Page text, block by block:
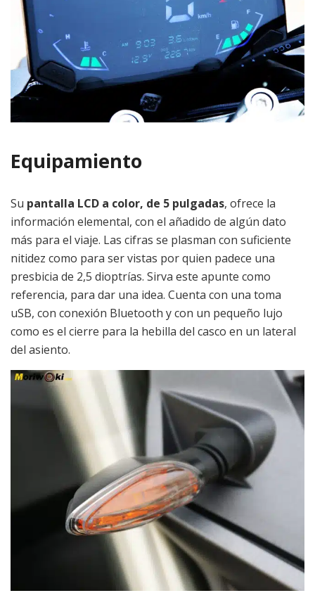
Equipamiento
Su pantalla LCD a color, de 5 pulgadas, ofrece la
información elemental, con el añadido de algún dato
más para el viaje. Las cifras se plasman con suficiente
nitidez como para ser vistas por quien padece una
presbicia de 2,5 dioptrías. Sirva este apunte como
referencia, para dar una idea. Cuenta con una toma
uSB, con conexión Bluetooth y con un pequeño lujo
como es el cierre para la hebilla del casco en un lateral
del asiento.